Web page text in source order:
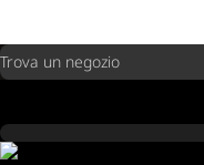
Trova un negozio